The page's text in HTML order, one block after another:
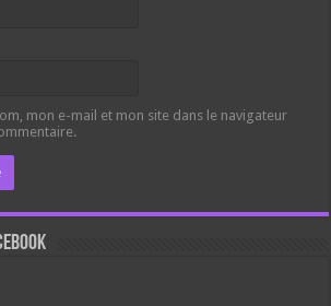
mon e-mail et mon site dans le navigateur